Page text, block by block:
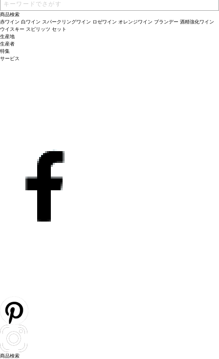
商品検索
赤ワイン 白ワイン スパークリングワイン ロゼワイン オレンジワイン ブランデー 酒精強化ワイン
ウイスキー スピリッツ セット
生産地
生産者
特集
サービス
商品検索